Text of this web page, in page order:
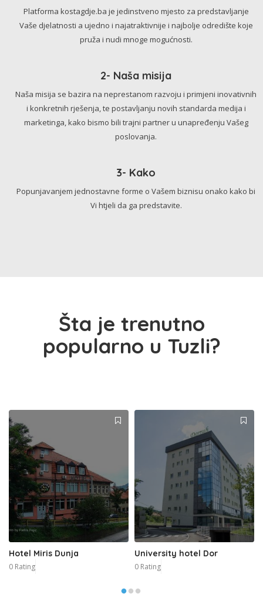
Platforma kostagdje.ba je jedinstveno mjesto za predstavljanje
Vaše djelatnosti a ujedno i najatraktivnije i najbolje odredište koje
pruža i nudi mnoge mogućnosti.
2- Naša misija
Naša misija se bazira na neprestanom razvoju i primjeni inovativnih
i konkretnih rješenja, te postavljanju novih standarda medija i
marketinga, kako bismo bili trajni partner u unapređenju Vašeg
poslovanja.
3- Kako
Popunjavanjem jednostavne forme o Vašem biznisu onako kako bi
Vi htjeli da ga predstavite.
Šta je trenutno
popularno u Tuzli?
Hotel Miris Dunja
0 Rating
University hotel Dor
0 Rating